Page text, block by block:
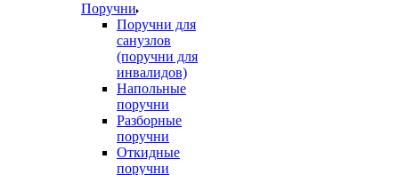
Поручни
Поручни для
санузлов
(поручни для
инвалидов)
Напольные
поручни
Разборные
поручни
Откидные
поручни